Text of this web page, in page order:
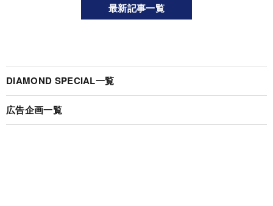
最新記事一覧
DIAMOND SPECIAL一覧
広告企画一覧